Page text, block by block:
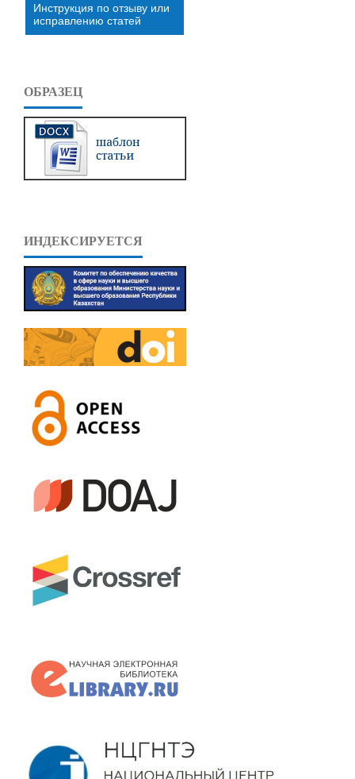
Инструкция по отзыву или
исправлению статей
ОБРАЗЕЦ
ИНДЕКСИРУЕТСЯ